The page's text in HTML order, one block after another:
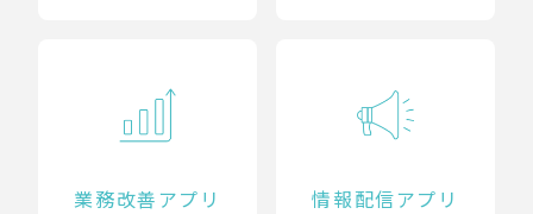
業務改善アプリ 情報配信アプリ